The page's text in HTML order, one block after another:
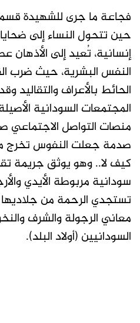
فجاعة ما جرى للشهيدة
حين تتحول النساء إلى
إنسانية، تُعيد إلى الأذهان
النفس البشرية، حيث ضرب
الحائط بالأعراف والتقاليد
المجتمعات السودانية
منصات التواصل الاجتماعي
صدمة جعلت النفوس تخرج
كيف لا.. وهو يوثق جريمة
سودانية مربوطة الأيدي
تستجدي الرحمة من
معاني الرجولة والشرف
السودانيين (أولاد البلد).